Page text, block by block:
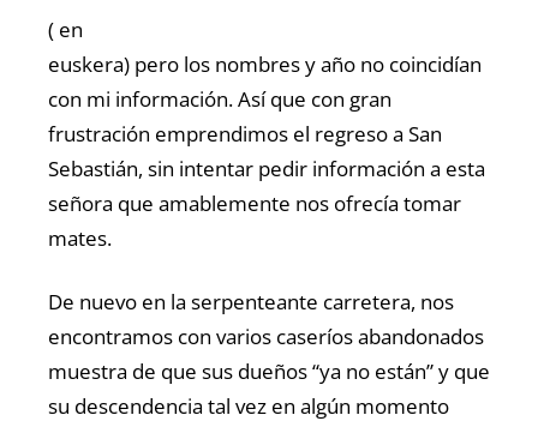
( en
euskera) pero los nombres y año no coincidían
con mi información. Así que con gran
frustración emprendimos el regreso a San
Sebastián, sin intentar pedir información a esta
señora que amablemente nos ofrecía tomar
mates.
De nuevo en la serpenteante carretera, nos
encontramos con varios caseríos abandonados
muestra de que sus dueños “ya no están” y que
su descendencia tal vez en algún momento